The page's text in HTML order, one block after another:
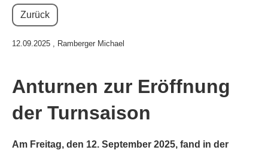
Zurück
12.09.2025 , Ramberger Michael
Anturnen zur Eröffnung
der Turnsaison
Am Freitag, den 12. September 2025, fand in der